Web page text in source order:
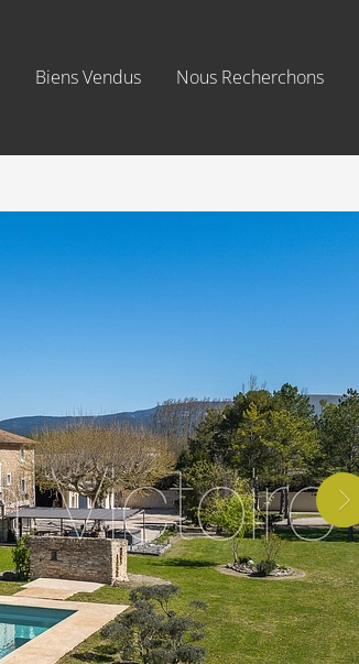
Biens Vendus Nous Recherchons